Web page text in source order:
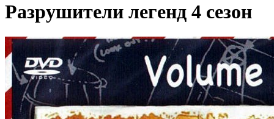
Разрушители легенд 4 сезон